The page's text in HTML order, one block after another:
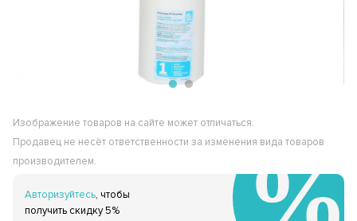
Изображение товаров на сайте может отличаться.
Продавец не несёт ответственности за изменения вида товаров
производителем.
Авторизуйтесь, чтобы
получить скидку 5%